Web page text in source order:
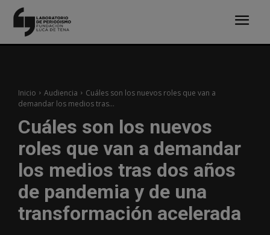
Inicio Audiencia
Cuáles son los nuevos roles que van a
demandar los medios tras...
Cuáles son los nuevos
roles que van a demandar
los medios tras dos años
de pandemia y de una
transformación acelerada